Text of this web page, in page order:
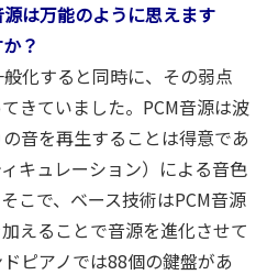
は万能のように思えます
？
化すると同時に、その弱点
きていました。PCM音源は波
音を再生することは得意であ
キュレーション）による音色
こで、ベース技術はPCM音源
えることで音源を進化させて
ピアノでは88個の鍵盤があ